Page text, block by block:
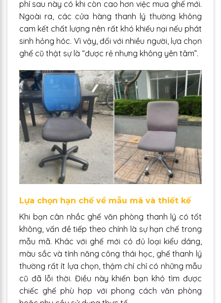
phí sau này có khi còn cao hơn việc mua ghế mới.
Ngoài ra, các cửa hàng thanh lý thường không
cam kết chất lượng nên rất khó khiếu nại nếu phát
sinh hỏng hóc. Vì vậy, đối với nhiều người, lựa chọn
ghế cũ thật sự là “được rẻ nhưng không yên tâm”.
Lựa chọn hạn chế về mẫu mã và thiết kế
Khi bạn cân nhắc ghế văn phòng thanh lý có tốt
không, vấn đề tiếp theo chính là sự hạn chế trong
mẫu mã. Khác với ghế mới có đủ loại kiểu dáng,
màu sắc và tính năng công thái học, ghế thanh lý
thường rất ít lựa chọn, thậm chí chỉ có những mẫu
cũ đã lỗi thời. Điều này khiến bạn khó tìm được
chiếc ghế phù hợp với phong cách văn phòng